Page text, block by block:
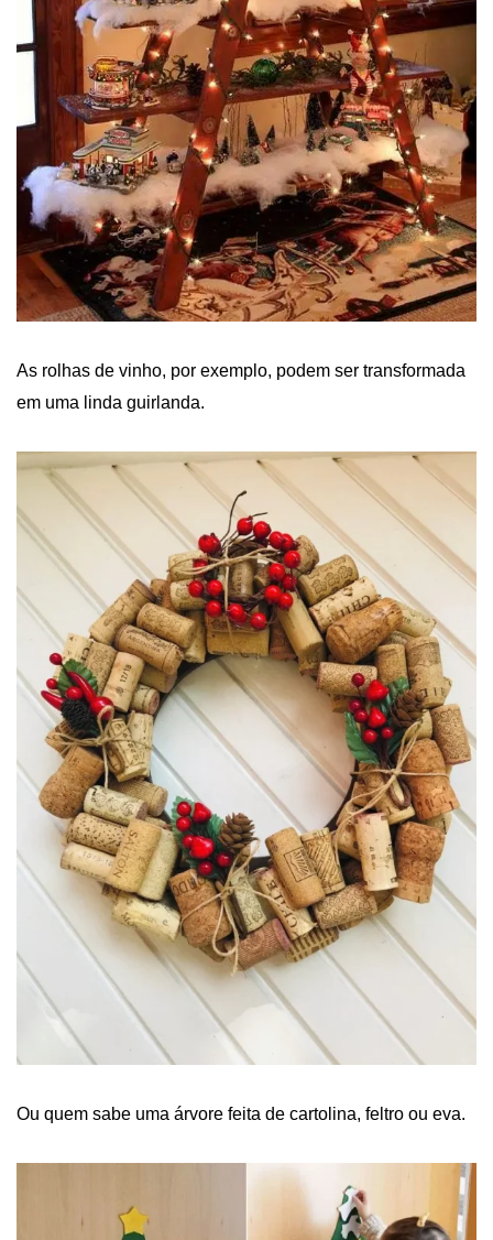
As rolhas de vinho, por exemplo, podem ser transformada
em uma linda guirlanda.
Ou quem sabe uma árvore feita de cartolina, feltro ou eva.